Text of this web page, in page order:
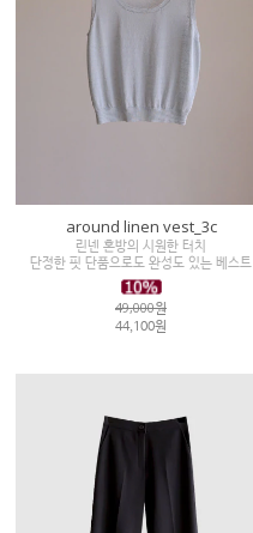
around linen vest_3c
린넨 혼방의 시원한 터치
단정한 핏 단품으로도 완성도 있는 베스트
49,000원
44,100원